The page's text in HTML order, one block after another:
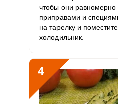
Марганец 1 мкг 2
Медь 590.2 мкг 1000
Рубидий 200
Селен 2.2 мкг 55
чтобы они равномерно
приправами и
на тарелку и
холодильник.
4